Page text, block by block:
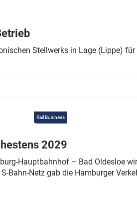
Stellwerks in Lage (Lippe)
Rail Business
2029
Hauptbahnhof – Bad Oldesloe
Bahn-Netz gab die Hamburger